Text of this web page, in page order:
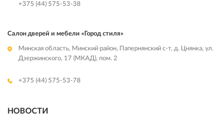
+375 (44) 575-53-38
Салон дверей и мебели «Город стиля»
Минская область, Минский район, Папернянский с-т, д. Цнянка, ул.
Дзержинского, 17 (МКАД), пом. 2
+375 (44) 575-53-78
НОВОСТИ